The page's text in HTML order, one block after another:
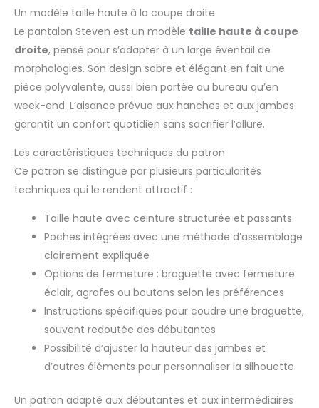
Un modèle taille haute à la coupe droite
Le pantalon Steven est un modèle taille haute à coupe
droite, pensé pour s’adapter à un large éventail de
morphologies. Son design sobre et élégant en fait une
pièce polyvalente, aussi bien portée au bureau qu’en
week-end. L’aisance prévue aux hanches et aux jambes
garantit un confort quotidien sans sacrifier l’allure.
Les caractéristiques techniques du patron
Ce patron se distingue par plusieurs particularités
techniques qui le rendent attractif :
Taille haute avec ceinture structurée et passants
Poches intégrées avec une méthode d’assemblage
clairement expliquée
Options de fermeture : braguette avec fermeture
éclair, agrafes ou boutons selon les préférences
Instructions spécifiques pour coudre une braguette,
souvent redoutée des débutantes
Possibilité d’ajuster la hauteur des jambes et
d’autres éléments pour personnaliser la silhouette
Un patron adapté aux débutantes et aux intermédiaires